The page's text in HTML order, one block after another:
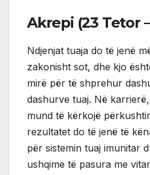
Akrepi (23 Tetor
Ndjenjat tuaja do të jenë
zakonisht sot, dhe kjo
mirë për të shprehur
dashurve tuaj. Në
mund të kërkojë
rezultatet do të jenë të
për sistemin tuaj imunitar
ushqime të pasura me